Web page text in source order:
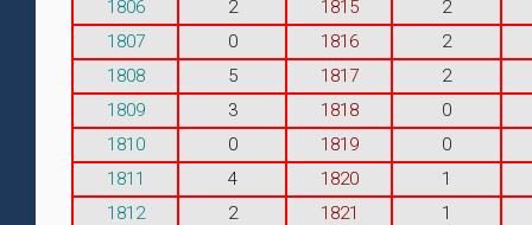
1806 2 1815
2
1807
0 1816
2
1808
5 1817
2
1809
3 1818
0
1810
0 1819
0
1811
4 1820
1
1812
2 1821
1